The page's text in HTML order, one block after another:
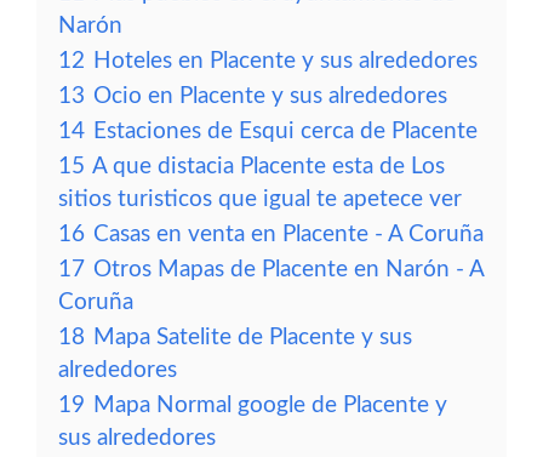
Narón
12 Hoteles en Placente y sus alrededores
13 Ocio en Placente y sus alrededores
14 Estaciones de Esqui cerca de Placente
15 A que distacia Placente esta de Los
sitios turisticos que igual te apetece ver
16 Casas en venta en Placente - A Coruña
17 Otros Mapas de Placente en Narón - A
Coruña
18 Mapa Satelite de Placente y sus
alrededores
19 Mapa Normal google de Placente y
sus alrededores